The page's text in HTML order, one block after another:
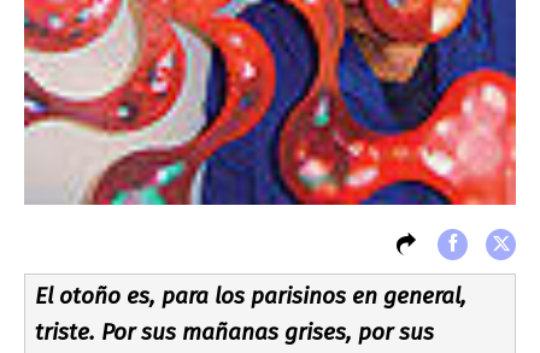
El otoño es, para los parisinos en general,
triste. Por sus mañanas grises, por sus